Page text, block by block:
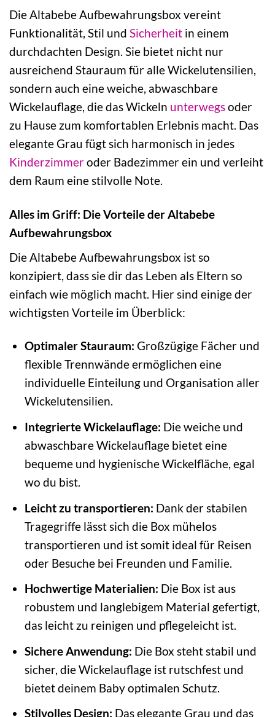
Die Altabebe Aufbewahrungsbox vereint
Funktionalität, Stil und Sicherheit in einem
durchdachten Design. Sie bietet nicht nur
ausreichend Stauraum für alle Wickelutensilien,
sondern auch eine weiche, abwaschbare
Wickelauflage, die das Wickeln unterwegsoder
zu Hause zum komfortablen Erlebnis macht. Das
elegante Grau fügt sich harmonisch in jedes
Kinderzimmeroder Badezimmer ein und verleiht
dem Raum eine stilvolle Note.
Alles im Griff: Die Vorteile der Altabebe
Aufbewahrungsbox
Die Altabebe Aufbewahrungsbox ist so
konzipiert, dass sie dir das Leben als Eltern so
einfach wie möglich macht. Hier sind einige der
wichtigsten Vorteile im Überblick:
Optimaler Stauraum: Großzügige Fächer und
flexible Trennwände ermöglichen eine
individuelle Einteilung und Organisation aller
Wickelutensilien.
Integrierte Wickelauflage: Die weiche und
abwaschbare Wickelauflage bietet eine
bequeme und hygienische Wickelfläche, egal
wo du bist.
Leicht zu transportieren: Dank der stabilen
Tragegriffe lässt sich die Box mühelos
transportieren und ist somit ideal für Reisen
oder Besuche bei Freunden und Familie.
Hochwertige Materialien: Die Box ist aus
robustem und langlebigem Material gefertigt,
das leicht zu reinigen und pflegeleicht ist.
Sichere Anwendung: Die Box steht stabil und
sicher, die Wickelauflage ist rutschfest und
bietet deinem Baby optimalen Schutz.
Stilvolles Design: Das elegante Grau und das